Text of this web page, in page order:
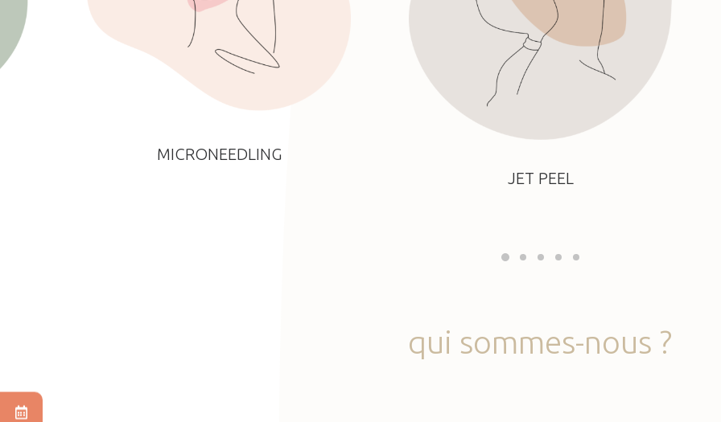
MICRONEEDLING
JET PEEL
qui sommes-nous ?